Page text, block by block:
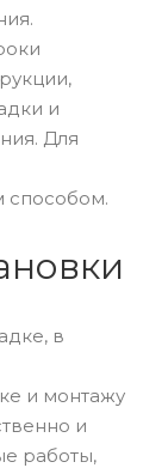
и
Для
в
и монтажу
и
работы,